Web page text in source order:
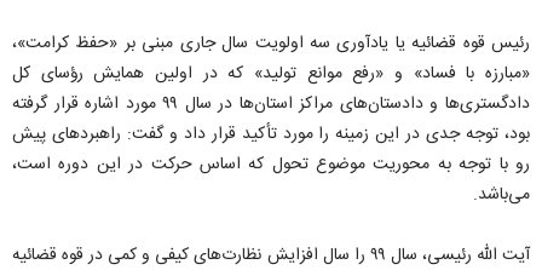
رئیس قوه قضائیه یا یادآوری سه اولویت سال جاری مبنی بر «حفظ کرامت»،
«مبارزه با فساد» و «رفع موانع تولید» که در اولین همایش رؤسای کل
دادگستری‌ها و دادستان‌های مراکز استان‌ها در سال ۹۹ مورد اشاره قرار گرفته
بود، توجه جدی در این زمینه را مورد تأکید قرار داد و گفت: راهبردهای پیش
رو با توجه به محوریت موضوع تحول که اساس حرکت در این دوره است،
می‌باشد.
آیت الله رئیسی، سال ۹۹ را سال افزایش نظارت‌های کیفی و کمی در قوه قضائیه